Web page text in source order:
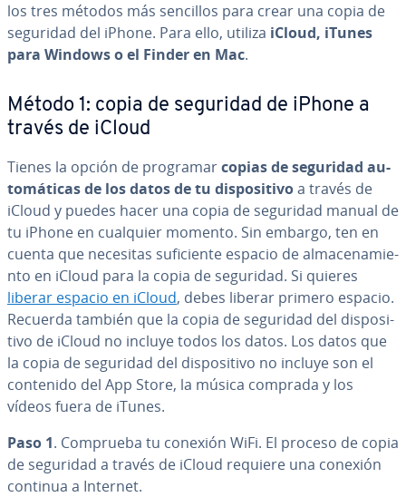
los tres métodos más sencillos para crear una copia de
seguridad del iPhone. Para ello, utiliza iCloud, iTunes
para Windows o el Finder en Mac.
Método 1: copia de seguridad de iPhone a
través de iCloud
Tienes la opción de programarcopias de seguridad au­
to­má­ti­cas de los datos de tu di­s­po­si­ti­voa través de
iCloud y puedes hacer una copia de seguridad manual de
tu iPhone en cualquier momento. Sin embargo, ten en
cuenta que necesitas su­fi­cie­n­te espacio de al­ma­ce­na­mie­
n­to en iCloud para la copia de seguridad. Si quieres
liberar espacio en iCloud, debes liberar primero espacio.
Recuerda también que la copia de seguridad del di­s­po­si­
ti­vo de iCloud no incluye todos los datos. Los datos que
la copia de seguridad del di­s­po­si­ti­vo no incluye son el
contenido del App Store, la música comprada y los
vídeos fuera de iTunes.
Paso 1. Comprueba tu conexión WiFi. El proceso de copia
de seguridad a través de iCloud requiere una conexión
continua a Internet.